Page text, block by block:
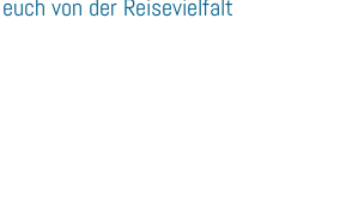
von der Reisevielfalt